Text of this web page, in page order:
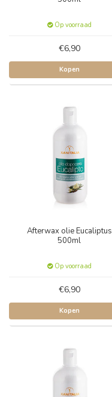
Op voorraad
€6,90
Kopen
Afterwax olie Eucaliptus
500ml
Op voorraad
€6,90
Kopen